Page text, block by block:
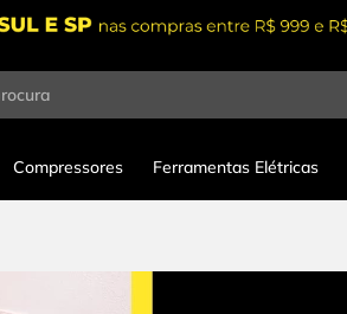
Compressores Ferramentas Elétricas